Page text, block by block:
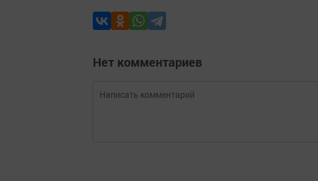
Нет комментариев